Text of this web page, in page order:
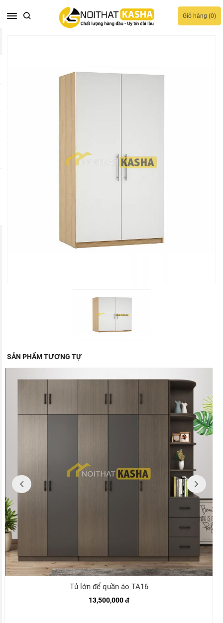
Giỏ hàng (0)
SẢN PHẨM TƯƠNG TỰ
Tủ lớn để quần áo TA16
13,500,000 đ